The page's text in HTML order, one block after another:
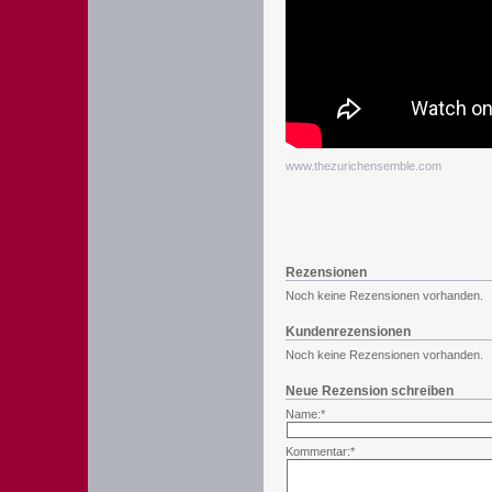
www.thezurichensemble.com
Rezensionen
Noch keine Rezensionen vorhanden.
Kundenrezensionen
Noch keine Rezensionen vorhanden.
Neue Rezension schreiben
Name:*
Kommentar:*